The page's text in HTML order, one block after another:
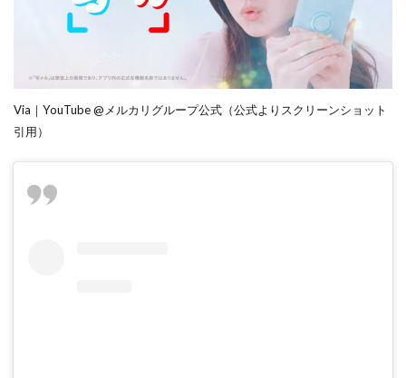
Via｜YouTube @メルカリグループ公式（公式よりスクリーンショット
引用）